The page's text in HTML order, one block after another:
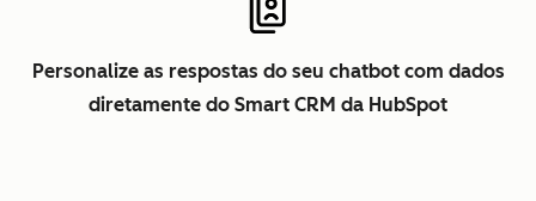
Personalize as respostas do seu chatbot com dados
diretamente do Smart CRM da HubSpot